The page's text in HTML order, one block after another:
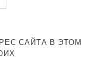
САЙТА В ЭТОМ